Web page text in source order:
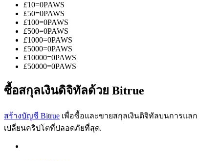
การวิเคราะห์ข้อมูลขนาดใหญ่ รวมถึงข้อมูลการค้า ฯลฯ
£10=0PAWS
£50=0PAWS
£100=0PAWS
£500=0PAWS
£1000=0PAWS
£5000=0PAWS
£10000=0PAWS
£50000=0PAWS
ซื้อสกุลเงินดิจิทัลด้วย Bitrue
สร้างบัญชี Bitrue เพื่อซื้อและขายสกุลเงินดิจิทัลบนการแลก
เปลี่ยนคริปโตที่ปลอดภัยที่สุด.